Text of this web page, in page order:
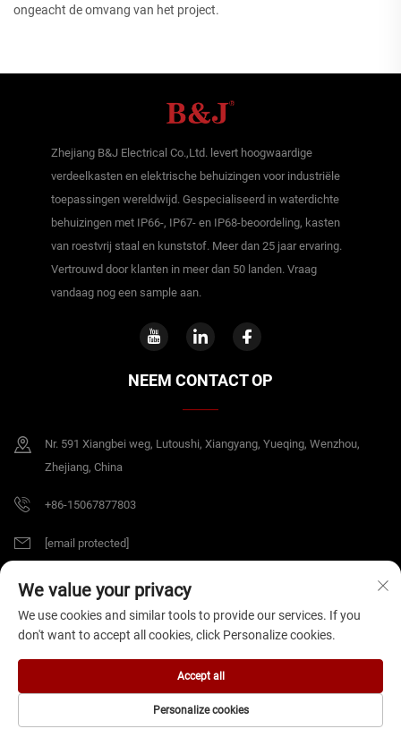
ongeacht de omvang van het project.
Zhejiang B&J Electrical Co.,Ltd. levert hoogwaardige
verdeelkasten en elektrische behuizingen voor industriële
toepassingen wereldwijd. Gespecialiseerd in waterdichte
behuizingen met IP66-, IP67- en IP68-beoordeling, kasten
van roestvrij staal en kunststof. Meer dan 25 jaar ervaring.
Vertrouwd door klanten in meer dan 50 landen. Vraag
vandaag nog een sample aan.
NEEM CONTACT OP
Nr. 591 Xiangbei weg, Lutoushi, Xiangyang, Yueqing, Wenzhou,
Zhejiang, China
+86-15067877803
[email protected]
Copyright © 2026 China Zhejiang B&J Electrical Co.,Ltd. Alle rechten
voorbehouden. Privacybeleid
We value your privacy
We use cookies and similar tools to provide our services. If you
don't want to accept all cookies, click Personalize cookies.
Personalize cookies
Accept all